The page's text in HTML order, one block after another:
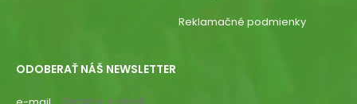
Reklamačné podmienky
ODOBERAŤ NÁŠ NEWSLETTER